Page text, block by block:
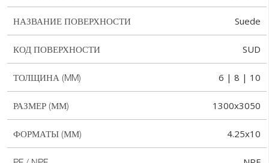
НАЗВАНИЕ ПОВЕРХНОСТИ Suede
КОД ПОВЕРХНОСТИ SUD
ТОЛЩИНА (MM) 6 | 8 | 10
РАЗМЕР (ММ) 1300x3050
ФОРМАТЫ (ММ) 4.25x10